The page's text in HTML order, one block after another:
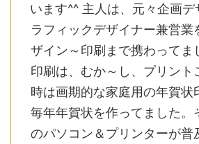
います^^ 主人は、元々企画
ラフィックデザイナー兼営業
ザイン～印刷まで携わってま
印刷は、むか～し、プリント
時は画期的な家庭用の年賀状
毎年年賀状を作ってました。
のパソコン＆プリンターが普